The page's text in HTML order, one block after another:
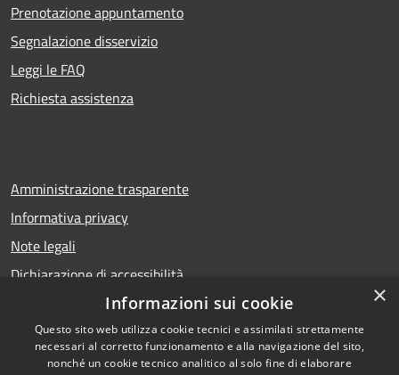
Prenotazione appuntamento
Segnalazione disservizio
Leggi le FAQ
Richiesta assistenza
Amministrazione trasparente
Informativa privacy
Note legali
Dichiarazione di accessibilità
RSS
Copyright © 2026 • Comune di
×
Informazioni sui cookie
Questo sito web utilizza cookie tecnici e assimilati strettamente
necessari al corretto funzionamento e alla navigazione del sito,
nonché un cookie tecnico analitico al solo fine di elaborare